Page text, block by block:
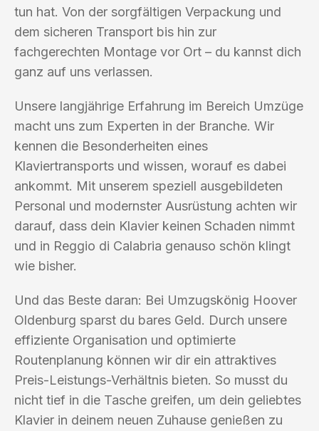
tun hat. Von der sorgfältigen Verpackung und
dem sicheren Transport bis hin zur
fachgerechten Montage vor Ort – du kannst dich
ganz auf uns verlassen.
Unsere langjährige Erfahrung im Bereich Umzüge
macht uns zum Experten in der Branche. Wir
kennen die Besonderheiten eines
Klaviertransports und wissen, worauf es dabei
ankommt. Mit unserem speziell ausgebildeten
Personal und modernster Ausrüstung achten wir
darauf, dass dein Klavier keinen Schaden nimmt
und in Reggio di Calabria genauso schön klingt
wie bisher.
Und das Beste daran: Bei Umzugskönig Hoover
Oldenburg sparst du bares Geld. Durch unsere
effiziente Organisation und optimierte
Routenplanung können wir dir ein attraktives
Preis-Leistungs-Verhältnis bieten. So musst du
nicht tief in die Tasche greifen, um dein geliebtes
Klavier in deinem neuen Zuhause genießen zu